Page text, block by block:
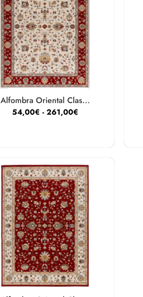
Alfombra Oriental Clas...
54,00€ - 261,00€